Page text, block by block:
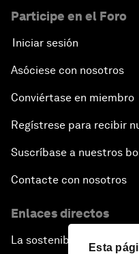
Esta
Participe en el Foro
Iniciar sesión
Asóciese con nosotros
Conviértase en miembro
Regístrese para recibir
Suscríbase a nuestros
Contacte con nosotros
Enlaces directos
La sostenibilidad en el